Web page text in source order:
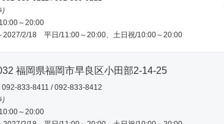
門店
ノストア シニア自転車コーナー
～20:00
2027/2/18 平日/11:00～20:00、土日祝/10:00～20:00
福岡県福岡市早良区小田部2-14-25
092-833-8411 / 092-833-8412
～20:00